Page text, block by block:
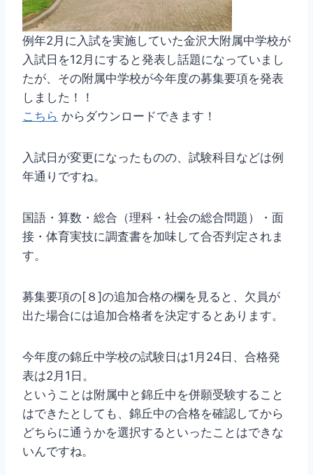
例年2月に入試を実施していた金沢大附属中学校が
入試日を12月にすると発表し話題になっていまし
たが、その附属中学校が今年度の募集要項を発表
しました！！
こちら からダウンロードできます！
入試日が変更になったものの、試験科目などは例
年通りですね。
国語・算数・総合（理科・社会の総合問題）・面
接・体育実技に調査書を加味して合否判定されま
す。
募集要項の[８]の追加合格の欄を見ると、欠員が
出た場合には追加合格者を決定するとあります。
今年度の錦丘中学校の試験日は1月24日、合格発
表は2月1日。
ということは附属中と錦丘中を併願受験すること
はできたとしても、錦丘中の合格を確認してから
どちらに通うかを選択するといったことはできな
いんですね。